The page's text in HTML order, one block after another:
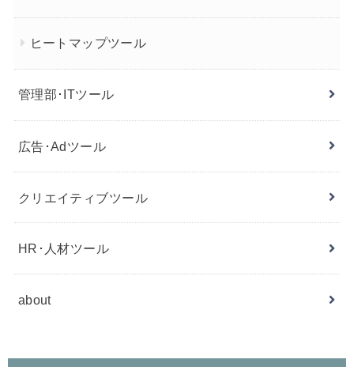
ヒートマップツール
管理部･ITツール
広告･Adツール
クリエイティブツール
HR･人材ツール
about